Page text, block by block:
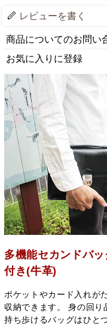
レビューを書く
商品についてのお問い
お気に入りに登録
多機能セカンドバ
付き(牛革)
ポケットやカード入れが
収納できます。 身の回り
持ち歩けるバッグはひと